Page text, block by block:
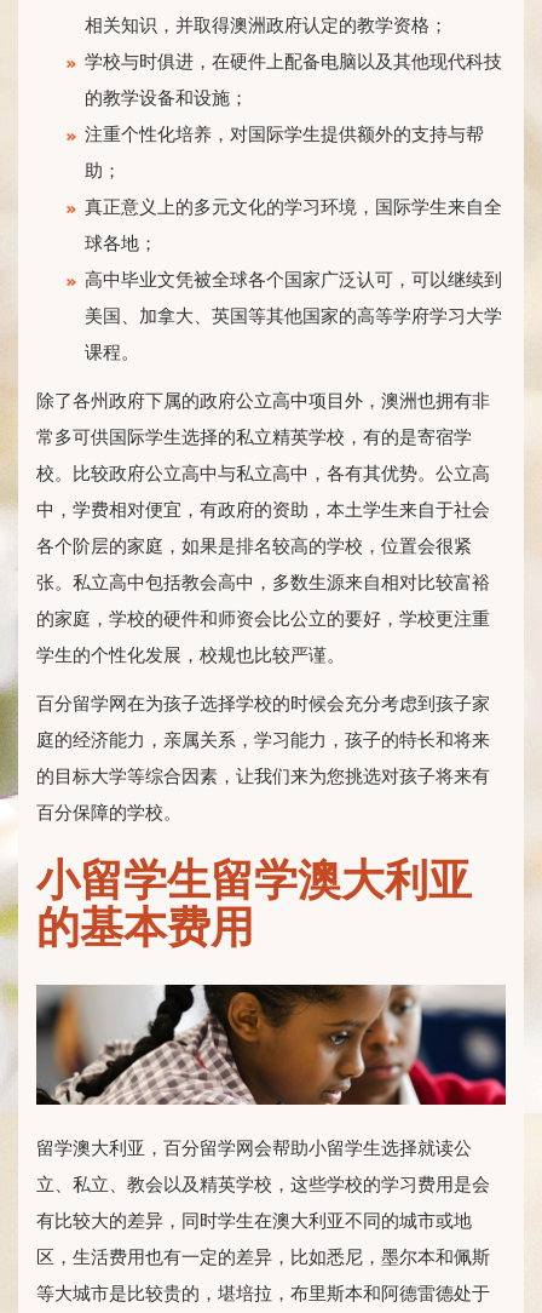
相关知识，并取得澳洲政府认定的教学资格；
学校与时俱进，在硬件上配备电脑以及其他现代科技
的教学设备和设施；
注重个性化培养，对国际学生提供额外的支持与帮
助；
真正意义上的多元文化的学习环境，国际学生来自全
球各地；
高中毕业文凭被全球各个国家广泛认可，可以继续到
美国、加拿大、英国等其他国家的高等学府学习大学
课程。
除了各州政府下属的政府公立高中项目外，澳洲也拥有非
常多可供国际学生选择的私立精英学校，有的是寄宿学
校。比较政府公立高中与私立高中，各有其优势。公立高
中，学费相对便宜，有政府的资助，本土学生来自于社会
各个阶层的家庭，如果是排名较高的学校，位置会很紧
张。私立高中包括教会高中，多数生源来自相对比较富裕
的家庭，学校的硬件和师资会比公立的要好，学校更注重
学生的个性化发展，校规也比较严谨。
百分留学网在为孩子选择学校的时候会充分考虑到孩子家
庭的经济能力，亲属关系，学习能力，孩子的特长和将来
的目标大学等综合因素，让我们来为您挑选对孩子将来有
百分保障的学校。
小留学生留学澳大利亚
的基本费用
留学澳大利亚，百分留学网会帮助小留学生选择就读公
立、私立、教会以及精英学校，这些学校的学习费用是会
有比较大的差异，同时学生在澳大利亚不同的城市或地
区，生活费用也有一定的差异，比如悉尼，墨尔本和佩斯
等大城市是比较贵的，堪培拉，布里斯本和阿德雷德处于